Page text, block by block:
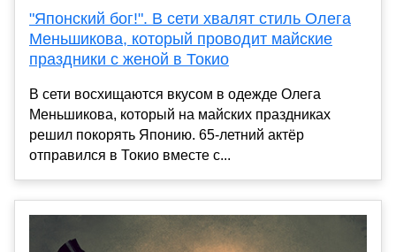
"Японский бог!". В сети хвалят стиль Олега
Меньшикова, который проводит майские
праздники с женой в Токио
В сети восхищаются вкусом в одежде Олега
Меньшикова, который на майских праздниках
решил покорять Японию. 65-летний актёр
отправился в Токио вместе с...